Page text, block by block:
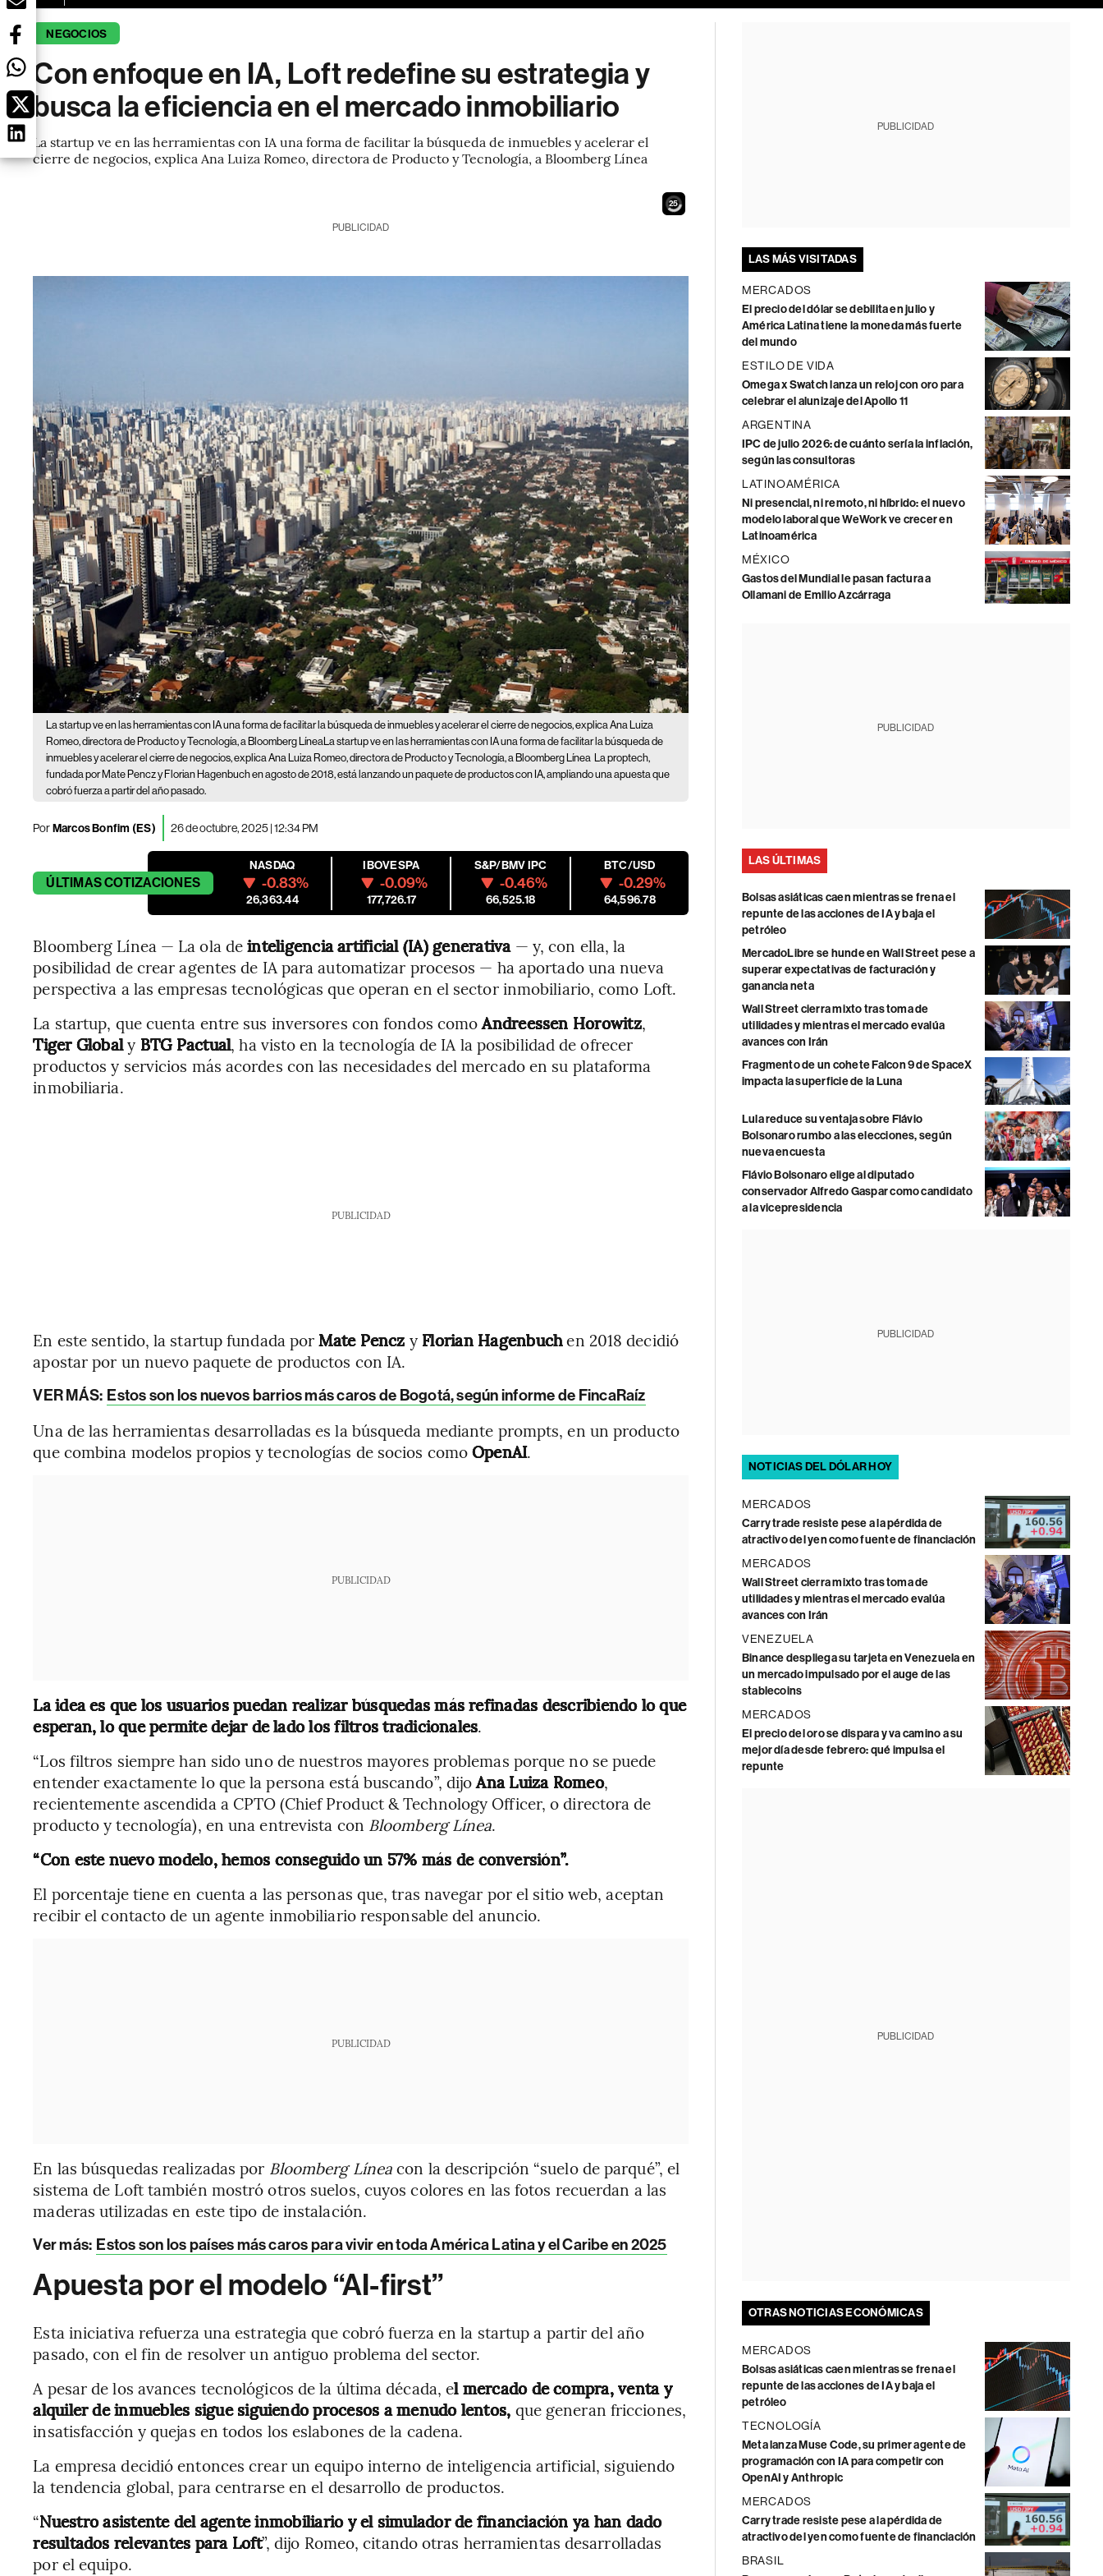
NEGOCIOS
Con enfoque en IA, Loft redefine su estrategia y
busca la eficiencia en el mercado inmobiliario
La startup ve en las herramientas con IA una forma de facilitar la búsqueda de inmuebles y acelerar el
cierre de negocios, explica Ana Luiza Romeo, directora de Producto y Tecnología, a Bloomberg Línea
23
PUBLICIDAD
La startup ve en las herramientas con IA una forma de facilitar la búsqueda de inmuebles y acelerar el cierre de negocios, explica Ana Luiza
Romeo, directora de Producto y Tecnología, a Bloomberg LíneaLa startup ve en las herramientas con IA una forma de facilitar la búsqueda de
inmuebles y acelerar el cierre de negocios, explica Ana Luiza Romeo, directora de Producto y Tecnología, a Bloomberg Línea La proptech,
fundada por Mate Pencz y Florian Hagenbuch en agosto de 2018, está lanzando un paquete de productos con IA, ampliando una apuesta que
cobró fuerza a partir del año pasado.
PorMarcos Bonfim (ES) 26 de octubre, 2025 | 12:34 PM
ÚLTIMASCOTIZACIONES
NASDAQ
-0.83%
26,363.44
IBOVESPA
-0.09%
177,726.17
S&P/BMV IPC
-0.46%
66,525.18
BTC/USD
-0.29%
64,596.78
Bloomberg Línea — La ola deinteligencia artificial (IA) generativa— y, con ella, la
posibilidad de crear agentes de IA para automatizar procesos — ha aportado una nueva
perspectiva a las empresas tecnológicas que operan en el sector inmobiliario, como Loft.
La startup, que cuenta entre sus inversores con fondos comoAndreessen Horowitz,
Tiger Globaly BTG Pactual, ha visto en la tecnología de IA la posibilidad de ofrecer
productos y servicios más acordes con las necesidades del mercado en su plataforma
inmobiliaria.
PUBLICIDAD
En este sentido, la startup fundada porMate Pencz y Florian Hagenbuchen 2018 decidió
apostar por un nuevo paquete de productos con IA.
VER MÁS: Estos son los nuevos barrios más caros de Bogotá, según informe de FincaRaíz
Una de las herramientas desarrolladas es la búsqueda mediante prompts, en un producto
que combina modelos propios y tecnologías de socios comoOpenAI.
PUBLICIDAD
La idea es que los usuarios puedan realizar búsquedas más refinadas describiendo lo que
esperan, lo que permite dejar de lado los filtros tradicionales.
“Los filtros siempre han sido uno de nuestros mayores problemas porque no se puede
entender exactamente lo que la persona está buscando”, dijoAna Luiza Romeo,
recientemente ascendida a CPTO (Chief Product & Technology Officer, o directora de
producto y tecnología), en una entrevista con Bloomberg Línea.
“Con este nuevo modelo, hemos conseguido un 57% más de conversión”.
El porcentaje tiene en cuenta a las personas que, tras navegar por el sitio web, aceptan
recibir el contacto de un agente inmobiliario responsable del anuncio.
PUBLICIDAD
En las búsquedas realizadas por Bloomberg Líneacon la descripción “suelo de parqué”, el
sistema de Loft también mostró otros suelos, cuyos colores en las fotos recuerdan a las
maderas utilizadas en este tipo de instalación.
Ver más: Estos son los países más caros para vivir en toda América Latina y el Caribe en 2025
Apuesta por el modelo “AI-first”
Esta iniciativa refuerza una estrategia que cobró fuerza en la startup a partir del año
pasado, con el fin de resolver un antiguo problema del sector.
A pesar de los avances tecnológicos de la última década, el mercado de compra, venta y
alquiler de inmuebles sigue siguiendo procesos a menudo lentos, que generan fricciones,
insatisfacción y quejas en todos los eslabones de la cadena.
La empresa decidió entonces crear un equipo interno de inteligencia artificial, siguiendo
la tendencia global, para centrarse en el desarrollo de productos.
“Nuestro asistente del agente inmobiliario y el simulador de financiación ya han dado
resultados relevantes para Loft”, dijo Romeo, citando otras herramientas desarrolladas
por el equipo.
PUBLICIDAD
LAS MÁS VISITADAS
MERCADOS
El precio del dólar se debilita en julio y
América Latina tiene la moneda más fuerte
del mundo
ESTILO DE VIDA
Omega x Swatch lanza un reloj con oro para
celebrar el alunizaje del Apollo 11
ARGENTINA
IPC de julio 2026: de cuánto sería la inflación,
según las consultoras
LATINOAMÉRICA
Ni presencial, ni remoto, ni híbrido: el nuevo
modelo laboral que WeWork ve crecer en
Latinoamérica
MÉXICO
Gastos del Mundial le pasan factura a
Ollamani de Emilio Azcárraga
PUBLICIDAD
LAS ÚLTIMAS
Bolsas asiáticas caen mientras se frena el
repunte de las acciones de IA y baja el
petróleo
MercadoLibre se hunde en Wall Street pese a
superar expectativas de facturación y
ganancia neta
Wall Street cierra mixto tras toma de
utilidades y mientras el mercado evalúa
avances con Irán
Fragmento de un cohete Falcon 9 de SpaceX
impacta la superficie de la Luna
Lula reduce su ventaja sobre Flávio
Bolsonaro rumbo a las elecciones, según
nueva encuesta
Flávio Bolsonaro elige al diputado
conservador Alfredo Gaspar como candidato
a la vicepresidencia
PUBLICIDAD
NOTICIAS DEL DÓLAR HOY
MERCADOS
Carry trade resiste pese a la pérdida de
atractivo del yen como fuente de financiación
MERCADOS
Wall Street cierra mixto tras toma de
utilidades y mientras el mercado evalúa
avances con Irán
VENEZUELA
Binance despliega su tarjeta en Venezuela en
un mercado impulsado por el auge de las
stablecoins
MERCADOS
El precio del oro se dispara y va camino a su
mejor día desde febrero: qué impulsa el
repunte
PUBLICIDAD
OTRAS NOTICIAS ECONÓMICAS
MERCADOS
Bolsas asiáticas caen mientras se frena el
repunte de las acciones de IA y baja el
petróleo
TECNOLOGÍA
Meta lanza Muse Code, su primer agente de
programación con IA para competir con
OpenAI y Anthropic
MERCADOS
Carry trade resiste pese a la pérdida de
atractivo del yen como fuente de financiación
BRASIL